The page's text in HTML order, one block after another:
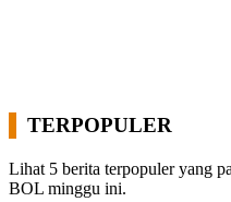
TERPOPULER
Lihat 5 berita terpopuler yang
BOL minggu ini.